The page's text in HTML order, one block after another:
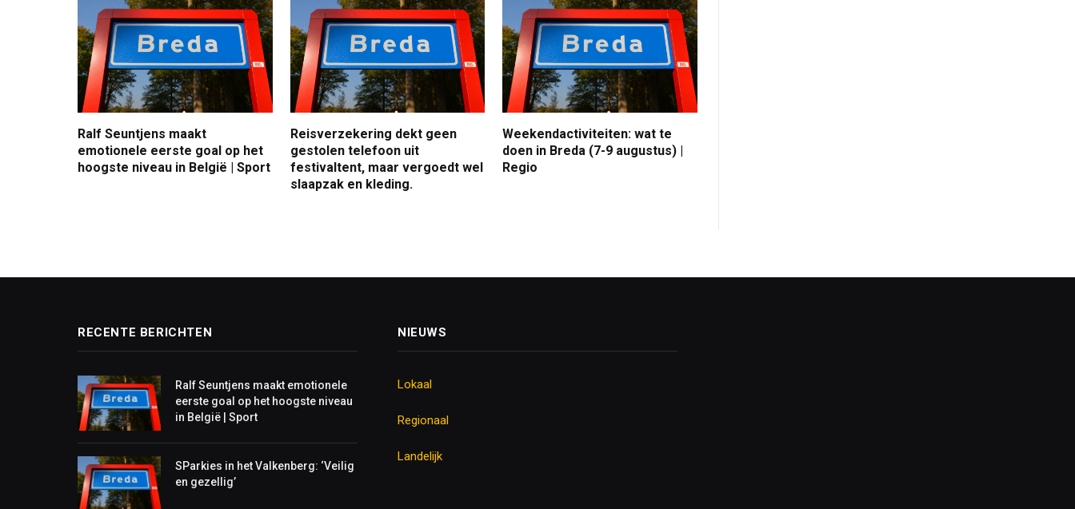
Ralf Seuntjens maakt
emotionele eerste goal op het
hoogste niveau in België | Sport
Reisverzekering dekt geen
gestolen telefoon uit
festivaltent, maar vergoedt wel
slaapzak en kleding.
Weekendactiviteiten: wat te
doen in Breda (7-9 augustus) |
Regio
RECENTE BERICHTEN
Ralf Seuntjens maakt emotionele
eerste goal op het hoogste niveau
in België | Sport
SParkies in het Valkenberg: ‘Veilig
en gezellig’
NIEUWS
Lokaal
Regionaal
Landelijk